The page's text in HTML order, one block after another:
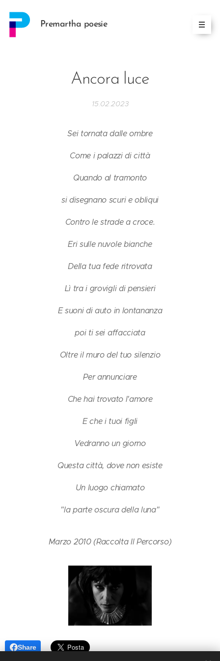
Premartha poesie
Ancora luce
15.02.2023
Sei tornata dalle ombre
Come i palazzi di città
Quando al tramonto
si disegnano scuri e obliqui
Contro le strade a croce.
Eri sulle nuvole bianche
Della tua fede ritrovata
Lì tra i grovigli di pensieri
E suoni di auto in lontananza
poi ti sei affacciata
Oltre il muro del tuo silenzio
Per annunciare
Che hai trovato l'amore
E che i tuoi figli
Vedranno un giorno
Questa città, dove non esiste
Un luogo chiamato
"la parte oscura della luna"
Marzo 2010 (Raccolta Il Percorso)
Share